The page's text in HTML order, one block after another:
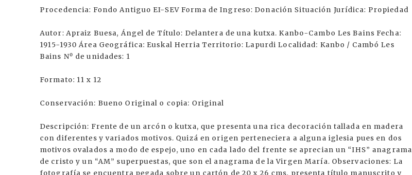
Procedencia: Fondo Antiguo EI-SEV Forma de Ingreso: Donación Situación Jurídica: Propiedad
Autor: Apraiz Buesa, Ángel de Título: Delantera de una kutxa. Kanbo-Cambo Les Bains Fecha:
1915-1930 Área Geográfica: Euskal Herria Territorio: Lapurdi Localidad: Kanbo / Cambó Les
Bains Nº de unidades: 1
Formato: 11 x 12
Conservación: Bueno Original o copia: Original
Descripción: Frente de un arcón o kutxa, que presenta una rica decoración tallada en madera
con diferentes y variados motivos. Quizá en origen perteneciera a alguna iglesia pues en dos
motivos ovalados a modo de espejo, uno en cada lado del frente se aprecian un “IHS” anagrama
de cristo y un “AM” superpuestas, que son el anagrama de la Virgen María. Observaciones: La
fotografía se encuentra pegada sobre un cartón de 20 x 26 cms. presenta título manuscrito y